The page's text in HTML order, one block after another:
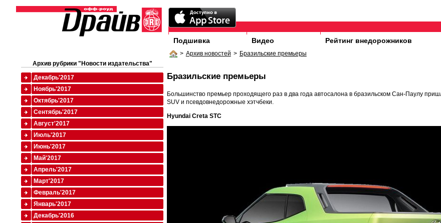
Подшивка Видео Рейтинг внедорожников
> Архив новостей > Бразильские премьеры
Бразильские премьеры
Большинство премьер проходящего раз в два года автосалона в бразильском Сан-Паулу
SUV и псевдовнедорожные хэтчбеки.
Hyundai Creta STC
Архив рубрики "Новости издательства"
Декабрь'2017
Ноябрь'2017
Октябрь'2017
Сентябрь'2017
Август'2017
Июль'2017
Июнь'2017
Май'2017
Апрель'2017
Март'2017
Февраль'2017
Январь'2017
Декабрь'2016